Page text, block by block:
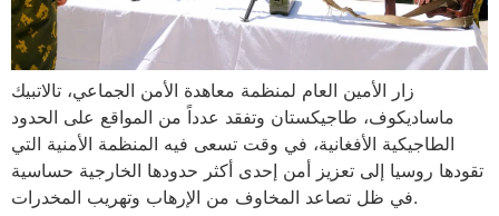
زار الأمين العام لمنظمة معاهدة الأمن الجماعي، تالاتبيك
ماساديكوف، طاجيكستان وتفقد عدداً من المواقع على الحدود
الطاجيكية الأفغانية، في وقت تسعى فيه المنظمة الأمنية التي
تقودها روسيا إلى تعزيز أمن إحدى أكثر حدودها الخارجية حساسية
في ظل تصاعد المخاوف من الإرهاب وتهريب المخدرات.